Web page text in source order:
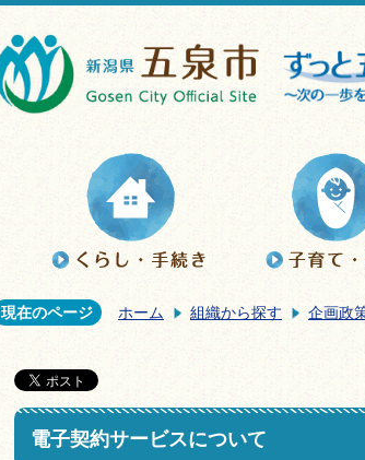
現在のページ ホーム 組織から探す 企画政
電子契約サービスについて